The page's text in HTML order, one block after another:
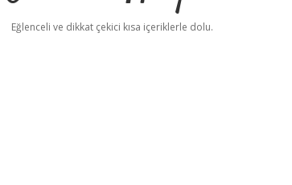
Eğlenceli ve dikkat çekici kısa içeriklerle dolu.